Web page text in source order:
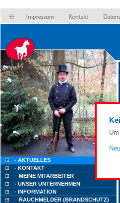
- AKTUELLES
- KONTAKT
+ MEINE MITARBEITER
- UNSER UNTERNEHMEN
- INFORMATION
+ RAUCHMELDER (BRANDSCHUTZ)